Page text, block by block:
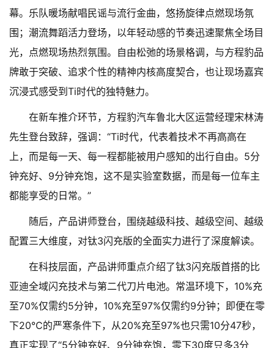
幕。乐队暖场献唱民谣与流行金曲，悠扬旋律点燃现场氛
围；潮流舞蹈活力登场，以年轻动感的节奏迅速聚焦全场目
光，点燃现场热烈氛围。自由松弛的场景格调，与方程豹品
牌敢于突破、追求个性的精神内核高度契合，也让现场嘉宾
沉浸式感受到Ti时代的独特魅力。
在新车推介环节，方程豹汽车鲁北大区运营经理宋林涛
先生登台致辞，强调：“Ti时代，代表着技术不再高高在
上，而是每一天、每一程都能被用户感知的出行自由。5分
钟充好、9分钟充饱，这不是实验室数据，而是每一位车主
都能享受的日常。”
随后，产品讲师登台，围绕越级科技、越级空间、越级
配置三大维度，对钛3闪充版的全面实力进行了深度解读。
在科技层面，产品讲师重点介绍了钛3闪充版首搭的比
亚迪全域闪充技术与第二代刀片电池。常温环境下，10%充
至70%仅需约5分钟，10%充至97%仅需约9分钟；即便在零
下20℃的严寒条件下，从20%充至97%也只需10分47秒，
真正实现了“5分钟充好、9分钟充饱，零下30度只多3分